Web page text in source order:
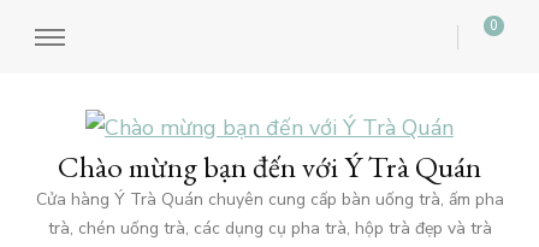
0
Chào mừng bạn đến với Ý Trà Quán
Cửa hàng Ý Trà Quán chuyên cung cấp bàn uống trà, ấm pha
trà, chén uống trà, các dụng cụ pha trà, hộp trà đẹp và trà